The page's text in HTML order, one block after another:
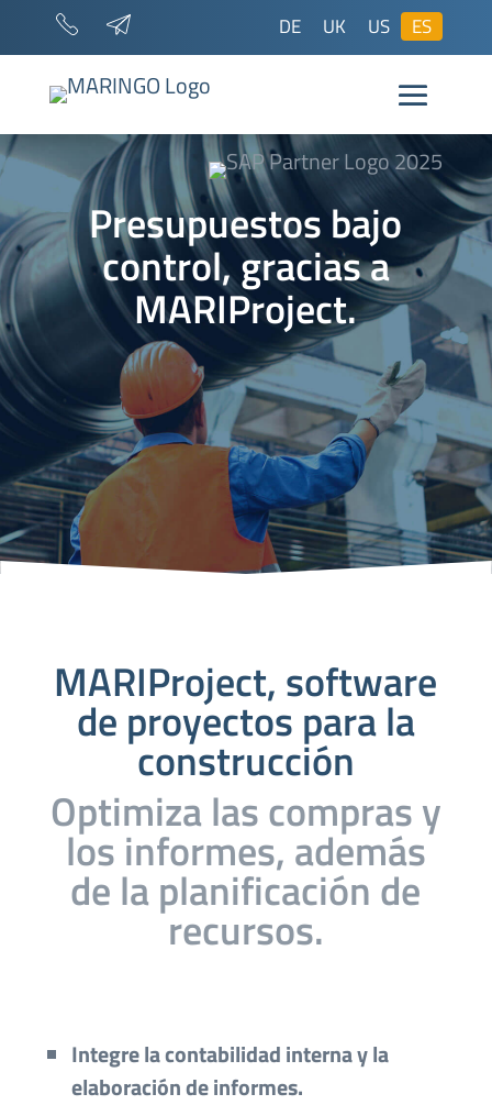
DE UK US ES
Presupuestos bajo
control, gracias a
MARIProject.
MARIProject, software
de proyectos para la
construcción
Optimiza las compras y
los informes, además
de la planificación de
recursos.
Integre la contabilidad interna y la
elaboración de informes.